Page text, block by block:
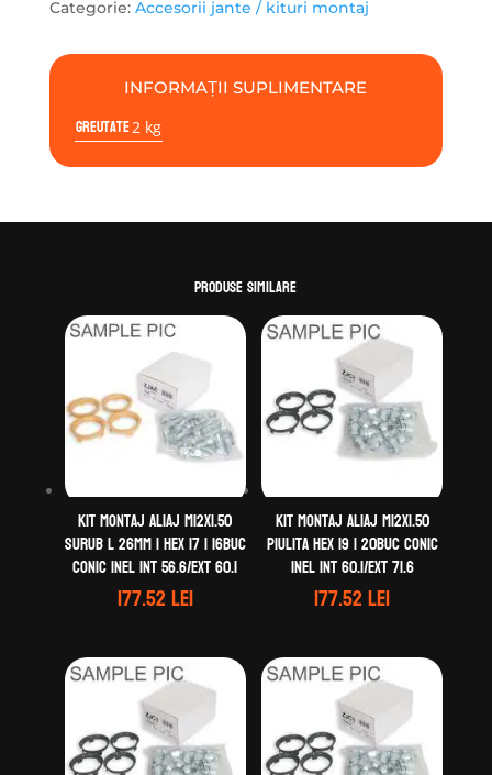
Hex
21
20buc
Conic
Categorie: Accesorii jante / kituri montaj
INFORMAȚII SUPLIMENTARE
Greutate2 kg
Produse similare
Kit montaj aliaj M12X1.50
Surub L 26mm | Hex 17 | 16buc
Conic Inel Int 56.6/Ext 60.1
177.52lei
Kit montaj aliaj M12X1.50
Piulita Hex 19 | 20buc Conic
Inel Int 60.1/Ext 71.6
177.52lei